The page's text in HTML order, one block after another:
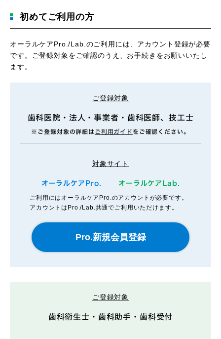
初めてご利用の方
オーラルケアPro./Lab.のご利用には、アカウント登録が必要
です。ご登録対象をご確認のうえ、お手続きをお願いいたし
ます。
ご登録対象
歯科医院・法人・事業者・歯科医師、技工士
※ご登録対象の詳細は ご利用ガイド をご確認ください。
対象サイト
オーラルケアPro. オーラルケアLab.
ご利用にはオーラルケアPro.のアカウントが必要です。
アカウントはPro./Lab.共通でご利用いただけます。
ご登録対象
歯科衛生士・歯科助手・歯科受付